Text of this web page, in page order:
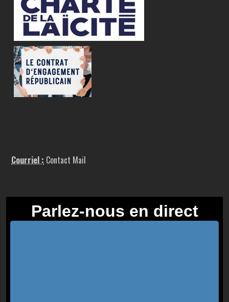
Courriel : Contact Mail